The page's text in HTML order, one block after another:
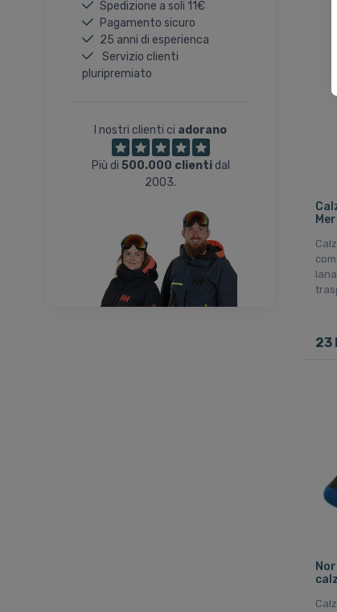
39-42 W2
39-42 W3
39-42 W4
42-44
43-45
44-45
45-47
46-48
Spedizione a soli 11€
Pagamento sicuro
25 anni di esperienca
Servizio clienti
pluripremiato
I nostri clienti ci adorano
Più di 500.000 clientidal
2003.
23